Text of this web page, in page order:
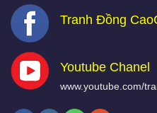
Tranh Đồng
Youtube Chanel
www.youtube.com/